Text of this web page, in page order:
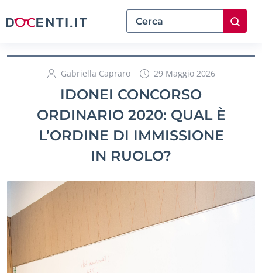
Gabriella Capraro 29 Maggio 2026
IDONEI CONCORSO
ORDINARIO 2020: QUAL È
L’ORDINE DI IMMISSIONE
IN RUOLO?